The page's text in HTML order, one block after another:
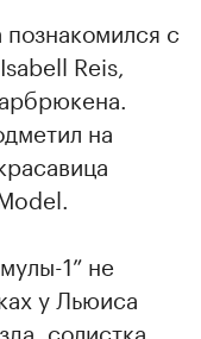
с
Reis,
на
1” не
у Льюиса
солистка